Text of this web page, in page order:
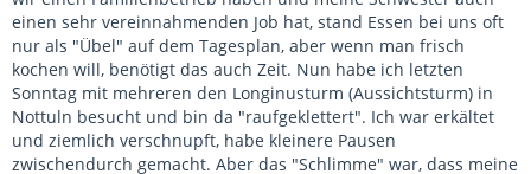
einen sehr vereinnahmenden Job hat, stand Essen bei uns oft
nur als "Übel" auf dem Tagesplan, aber wenn man frisch
kochen will, benötigt das auch Zeit. Nun habe ich letzten
Sonntag mit mehreren den Longinusturm (Aussichtsturm) in
Nottuln besucht und bin da "raufgeklettert". Ich war erkältet
und ziemlich verschnupft, habe kleinere Pausen
zwischendurch gemacht. Aber das "Schlimme" war, dass meine